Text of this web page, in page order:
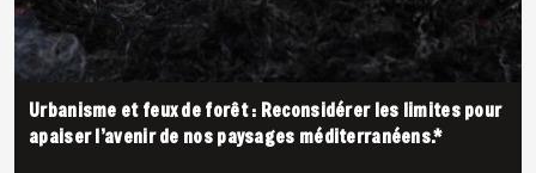
Urbanisme et feux de forêt : Reconsidérer les limites pour
apaiser l’avenir de nos paysages méditerranéens.*